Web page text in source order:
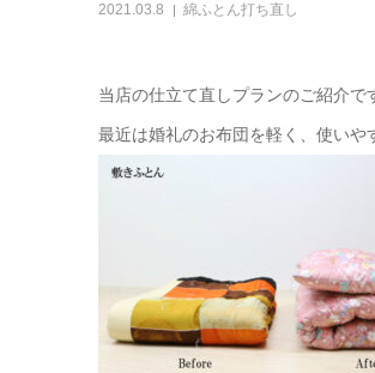
2021.03.8 綿ふとん打ち直し
当店の仕立て直しプランのご紹介で
最近は婚礼のお布団を軽く、使いや